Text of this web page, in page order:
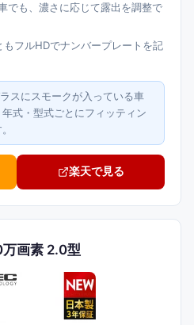
でも、濃さに応じて露出を調整で
フルHDでナンバープレートを記
スにスモークが入っている車
式・型式ごとにフィッティン
楽天で見る
画素 2.0型